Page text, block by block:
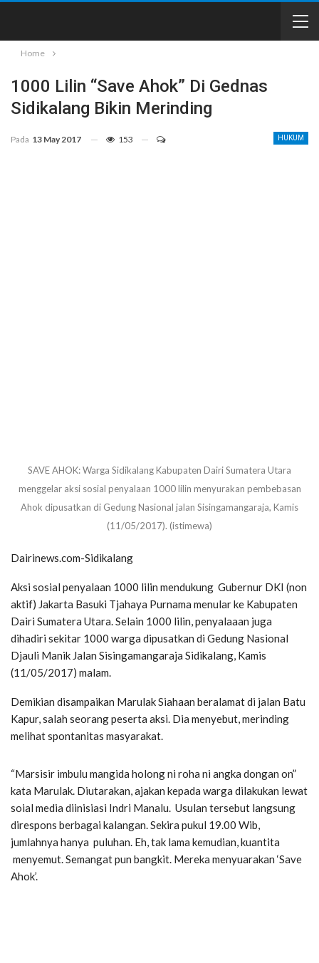
Home
1000 Lilin “Save Ahok” Di Gednas
Sidikalang Bikin Merinding
HUKUM
Pada 13 May 2017 153
SAVE AHOK: Warga Sidikalang Kabupaten Dairi Sumatera Utara
menggelar aksi sosial penyalaan 1000 lilin menyurakan pembebasan
Ahok dipusatkan di Gedung Nasional jalan Sisingamangaraja, Kamis
(11/05/2017). (istimewa)
Dairinews.com-Sidikalang
Aksi sosial penyalaan 1000 lilin mendukung Gubernur DKI (non
aktif) Jakarta Basuki Tjahaya Purnama menular ke Kabupaten
Dairi Sumatera Utara. Selain 1000 lilin, penyalaaan juga
dihadiri sekitar 1000 warga dipusatkan di Gedung Nasional
Djauli Manik Jalan Sisingamangaraja Sidikalang, Kamis
(11/05/2017) malam.
Demikian disampaikan Marulak Siahaan beralamat di jalan Batu
Kapur, salah seorang peserta aksi. Dia menyebut, merinding
melihat spontanitas masyarakat.
“Marsisir imbulu mangida holong ni roha ni angka dongan on”
kata Marulak. Diutarakan, ajakan kepada warga dilakukan lewat
soial media diinisiasi Indri Manalu. Usulan tersebut langsung
direspons berbagai kalangan. Sekira pukul 19.00 Wib,
jumlahnya hanya puluhan. Eh, tak lama kemudian, kuantita
menyemut. Semangat pun bangkit. Mereka menyuarakan ‘Save
Ahok’.